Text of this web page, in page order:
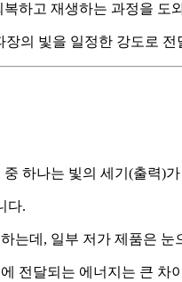
하고 재생하는 과정을 도
의 빛을 일정한 강도로 전
하나는 빛의 세기(출력)
다.
는데, 일부 저가 제품은
전달되는 에너지는 큰 차